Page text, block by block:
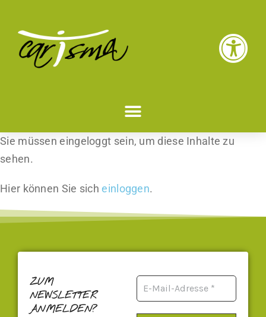
Sie müssen eingeloggt sein, um diese Inhalte zu
sehen.
Hier können Sie sicheinloggen.
ZUM
NEWSLETTER
ANMELDEN?